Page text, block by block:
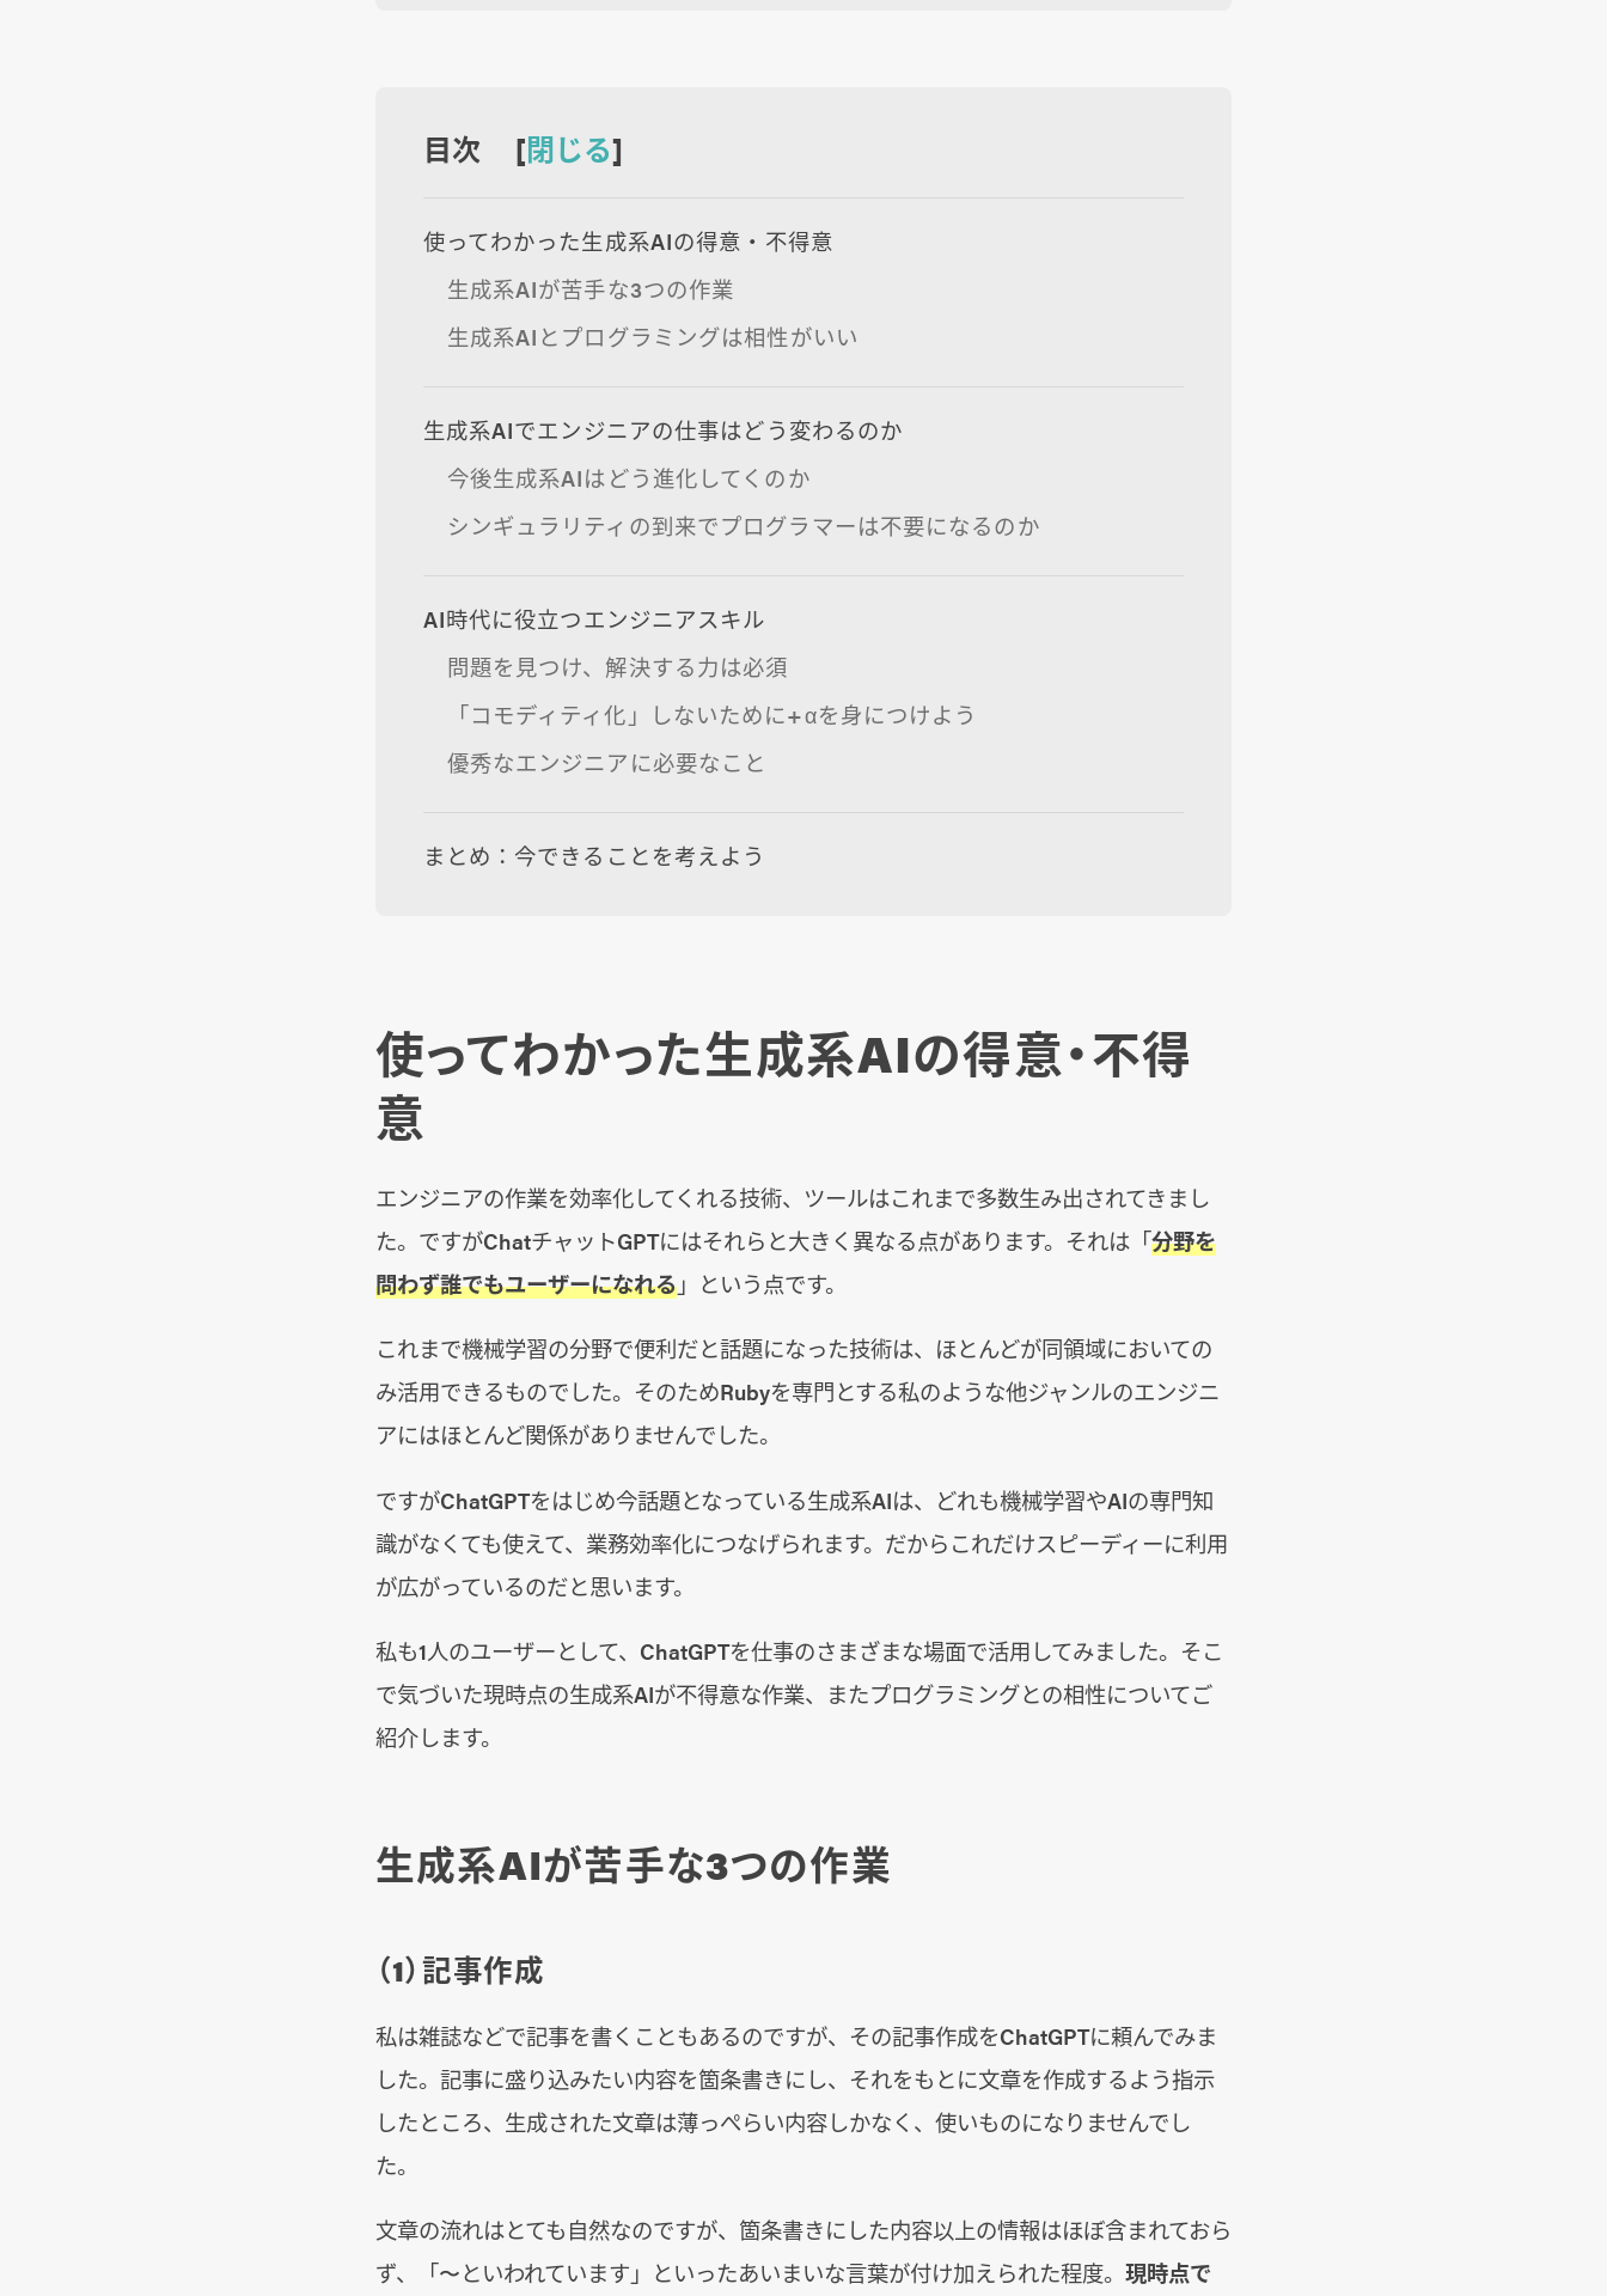
目次 [閉じる]
使ってわかった生成系AIの得意・不得意
生成系AIが苦手な3つの作業
生成系AIとプログラミングは相性がいい
生成系AIでエンジニアの仕事はどう変わるのか
今後生成系AIはどう進化してくのか
シンギュラリティの到来でプログラマーは不要になるのか
AI時代に役立つエンジニアスキル
問題を見つけ、解決する力は必須
「コモディティ化」しないために+αを身につけよう
優秀なエンジニアに必要なこと
まとめ：今できることを考えよう
使ってわかった生成系AIの得意・不得
意
エンジニアの作業を効率化してくれる技術、ツールはこれまで多数生み出されてきまし
た。ですがChatチャットGPTにはそれらと大きく異なる点があります。それは「分野を
問わず誰でもユーザーになれる」という点です。
これまで機械学習の分野で便利だと話題になった技術は、ほとんどが同領域においての
み活用できるものでした。そのためRubyを専門とする私のような他ジャンルのエンジニ
アにはほとんど関係がありませんでした。
ですがChatGPTをはじめ今話題となっている生成系AIは、どれも機械学習やAIの専門知
識がなくても使えて、業務効率化につなげられます。だからこれだけスピーディーに利用
が広がっているのだと思います。
私も1人のユーザーとして、ChatGPTを仕事のさまざまな場面で活用してみました。そこ
で気づいた現時点の生成系AIが不得意な作業、またプログラミングとの相性についてご
紹介します。
生成系AIが苦手な3つの作業
（1）記事作成
私は雑誌などで記事を書くこともあるのですが、その記事作成をChatGPTに頼んでみま
した。記事に盛り込みたい内容を箇条書きにし、それをもとに文章を作成するよう指示
したところ、生成された文章は薄っぺらい内容しかなく、使いものになりませんでし
た。
文章の流れはとても自然なのですが、箇条書きにした内容以上の情報はほぼ含まれておら
ず、「〜といわれています」といったあいまいな言葉が付け加えられた程度。 現時点で